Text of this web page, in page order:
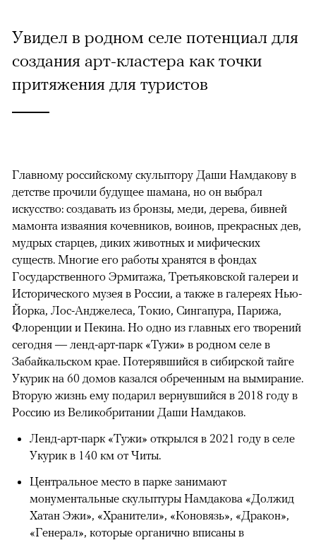
Увидел в родном селе потенциал для
создания арт-кластера как точки
притяжения для туристов
Главному российскому скульптору Даши Намдакову в
детстве прочили будущее шамана, но он выбрал
искусство: создавать из бронзы, меди, дерева, бивней
мамонта изваяния кочевников, воинов, прекрасных дев,
мудрых старцев, диких животных и мифических
существ. Многие его работы хранятся в фондах
Государственного Эрмитажа, Третьяковской галереи и
Исторического музея в России, а также в галереях Нью-
Йорка, Лос-Анджелеса, Токио, Сингапура, Парижа,
Флоренции и Пекина. Но одно из главных его творений
сегодня — ленд-арт-парк «Тужи» в родном селе в
Забайкальском крае. Потерявшийся в сибирской тайге
Укурик на 60 домов казался обреченным на вымирание.
Вторую жизнь ему подарил вернувшийся в 2018 году в
Россию из Великобритании Даши Намдаков.
Ленд-арт-парк «Тужи» открылся в 2021 году в селе
Укурик в 140 км от Читы.
Центральное место в парке занимают
монументальные скульптуры Намдакова «Должид
Хатан Эжи», «Хранители», «Коновязь», «Дракон»,
«Генерал», которые органично вписаны в